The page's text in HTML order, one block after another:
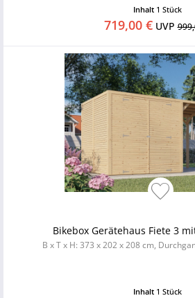
Inhalt 1 Stück
719,00 €UVP
Bikebox Gerätehaus Fiete 3
B x T x H: 373 x 202 x 208 cm,
Inhalt 1 Stück